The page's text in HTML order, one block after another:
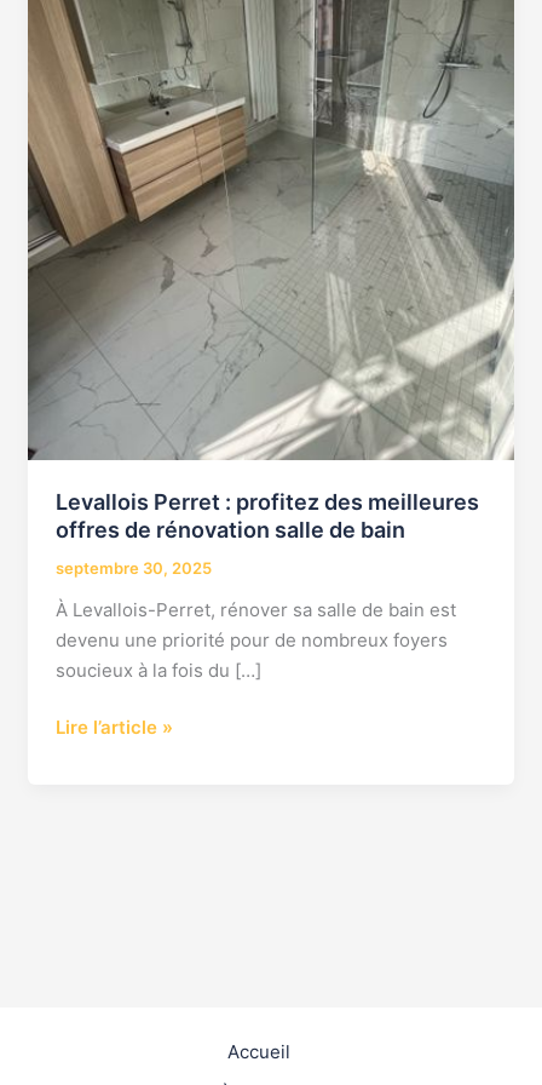
Levallois Perret : profitez des meilleures
offres de rénovation salle de bain
septembre 30, 2025
À Levallois-Perret, rénover sa salle de bain est
devenu une priorité pour de nombreux foyers
soucieux à la fois du […]
offres
de
rénovation
salle
bain
Lire l’article »
Accueil